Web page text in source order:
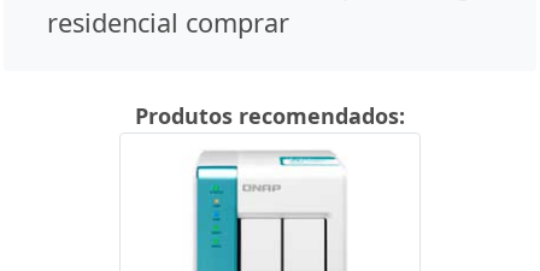
residencial comprar
Produtos recomendados: